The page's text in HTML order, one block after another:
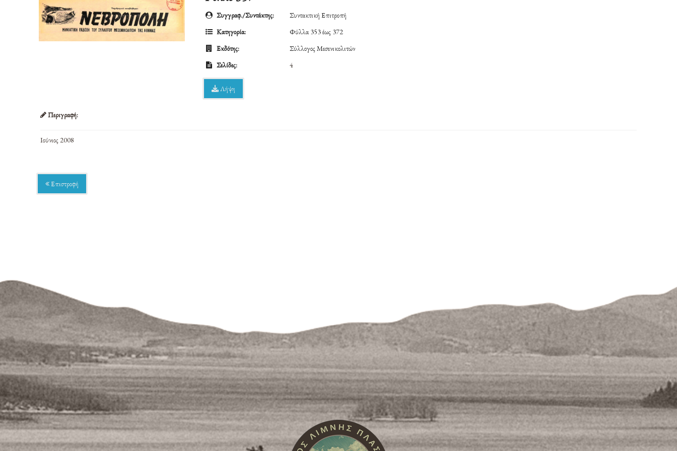
Συγγραφ./Συντάκτης:
Συντακτική Επιτροπή
Κατηγορία:
Φύλλα 353 έως 372
Εκδότης:
Σύλλογος Μεσενικολιτών
Σελίδες:
4
Λήψη
Περιγραφή:
Ιούνιος 2008
Επιστροφή